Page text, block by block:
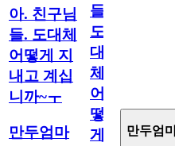
아. 친구님
들. 도대체
어떻게 지
내고 계십
니까~ㅜ
만두엄마
들.
도
대
체
어
떻
게
만두엄